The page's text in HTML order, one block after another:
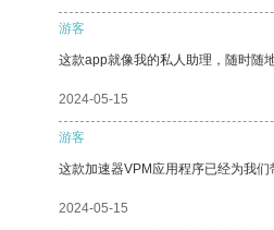
游客
这款app就像我的私人助理，随时随
2024-05-15
游客
这款加速器VPM应用程序已经为我们
2024-05-15